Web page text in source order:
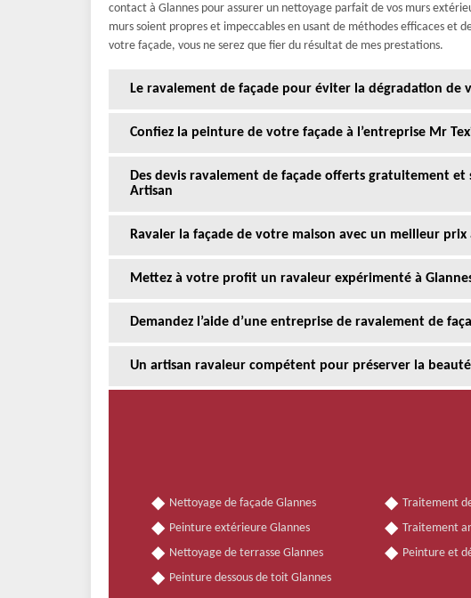
contact à Glannes pour assurer un nettoyage parfait de vos murs
murs soient propres et impeccables en usant de méthodes efficaces et
votre façade, vous ne serez que fier du résultat de mes prestations.
Le ravalement de façade pour éviter la dégradation de
Confiez la peinture de votre façade à l’entreprise Mr
Des devis ravalement de façade offerts gratuitement et
Artisan
Ravaler la façade de votre maison avec un meilleur prix
Mettez à votre profit un ravaleur expérimenté à
Demandez l’aide d’une entreprise de ravalement de
Un artisan ravaleur compétent pour préserver la
Nettoyage de façade Glannes
Peinture extérieure Glannes
Nettoyage de terrasse Glannes
Peinture dessous de toit Glannes
Traitement
Traitement
Peinture et